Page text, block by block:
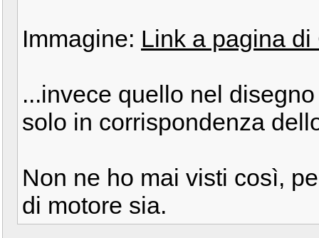
Immagine: Link a pagina
...invece quello nel
solo in corrispondenza
Non ne ho mai visti così,
di motore sia.